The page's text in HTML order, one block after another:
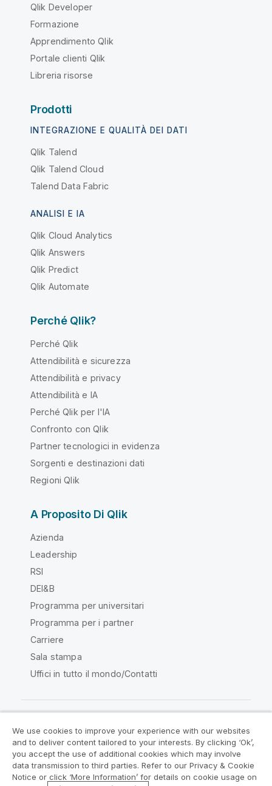
Qlik Developer
Formazione
Apprendimento Qlik
Portale clienti Qlik
Libreria risorse
Prodotti
INTEGRAZIONE E QUALITÀ DEI DATI
Qlik Talend
Qlik Talend Cloud
Talend Data Fabric
ANALISI E IA
Qlik Cloud Analytics
Qlik Answers
Qlik Predict
Qlik Automate
Perché Qlik?
Perché Qlik
Attendibilità e sicurezza
Attendibilità e privacy
Attendibilità e IA
Perché Qlik per l'IA
Confronto con Qlik
Partner tecnologici in evidenza
Sorgenti e destinazioni dati
Regioni Qlik
A Proposito Di Qlik
Azienda
Leadership
RSI
DEI&B
Programma per universitari
Programma per i partner
Carriere
Sala stampa
Uffici in tutto il mondo/Contatti
Qlik Community
Contratti
Termini del prodotto
We use cookies to improve your experience with our websites
and to deliver content tailored to your interests. By clicking ‘Ok’,
you accept the use of additional cookies which may involve
data transmission to third parties. Refer to our Privacy & Cookie
Notice or click ‘More Information’ for details on cookie usage on